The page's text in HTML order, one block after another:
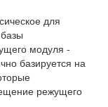
для
модуля -
базируется на
режущего